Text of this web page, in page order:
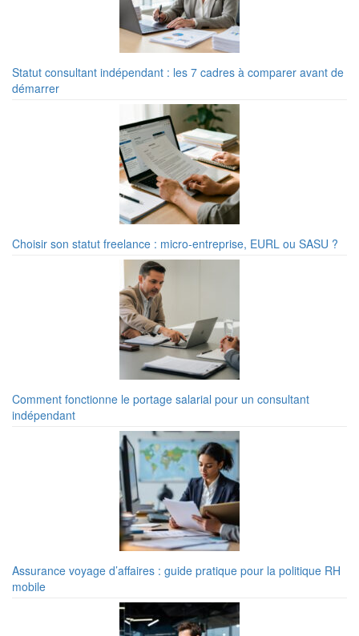
Statut consultant indépendant : les 7 cadres à comparer avant de
démarrer
Choisir son statut freelance : micro-entreprise, EURL ou SASU ?
Comment fonctionne le portage salarial pour un consultant
indépendant
Assurance voyage d’affaires : guide pratique pour la politique RH
mobile